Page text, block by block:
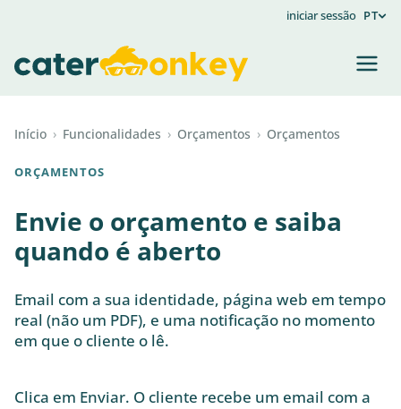
iniciar sessão PT
Início › Funcionalidades › Orçamentos › Orçamentos
ORÇAMENTOS
Envie o orçamento e saiba
quando é aberto
Email com a sua identidade, página web em tempo
real (não um PDF), e uma notificação no momento
em que o cliente o lê.
Clica em Enviar. O cliente recebe um email com a